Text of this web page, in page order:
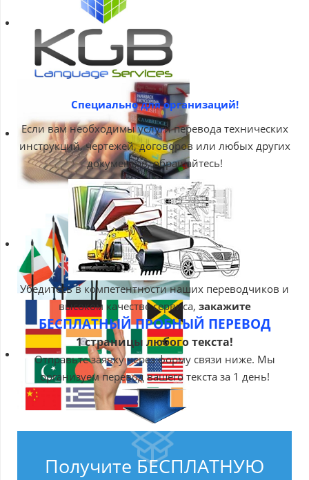
Специально для организаций!
Если вам необходимы услуги перевода технических
инструкций, чертежей, договоров или любых других
документов, обращайтесь!
Убедитесь в компетентности наших переводчиков и
высоком качестве сервиса, закажите
БЕСПЛАТНЫЙ ПРОБНЫЙ ПЕРЕВОД
1 страницы любого текста!
Отправьте заявку через форму связи ниже. Мы
организуем перевод вашего текста за 1 день!
Получите БЕСПЛАТНУЮ